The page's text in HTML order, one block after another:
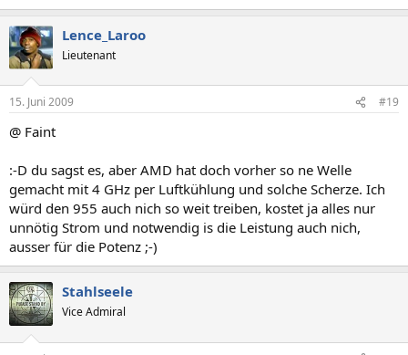
Lence_Laroo
Lieutenant
15. Juni 2009 #19
@ Faint
:-D du sagst es, aber AMD hat doch vorher so ne Welle
gemacht mit 4 GHz per Luftkühlung und solche Scherze. Ich
würd den 955 auch nich so weit treiben, kostet ja alles nur
unnötig Strom und notwendig is die Leistung auch nich,
ausser für die Potenz ;-)
Stahlseele
Vice Admiral